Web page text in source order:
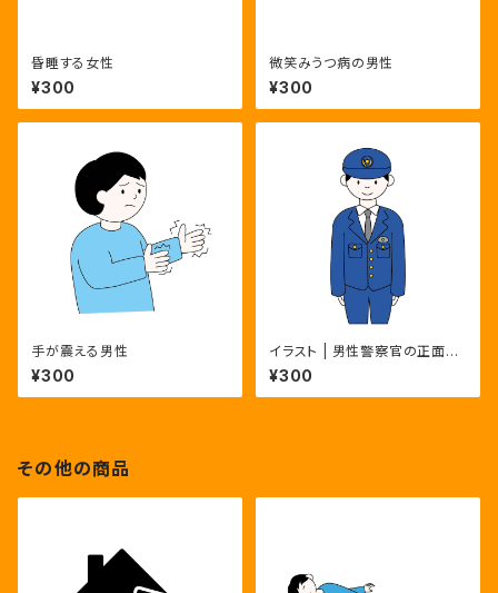
昏睡する女性
¥300
微笑みうつ病の男性
¥300
手が震える男性
¥300
イラスト | 男性警察官の正面全
身ポーズ3種 | カラー・モノク
ロ・主線なし
¥300
その他の商品